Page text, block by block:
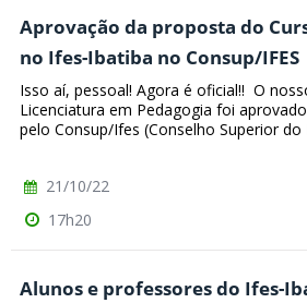
Aprovação da proposta do
no Ifes-Ibatiba no Consup/IFES
Isso aí, pessoal! Agora é oficial!! O
Licenciatura em Pedagogia foi
pelo Consup/Ifes (Conselho Superior do
21/10/22
17h20
Alunos e professores do Ifes-